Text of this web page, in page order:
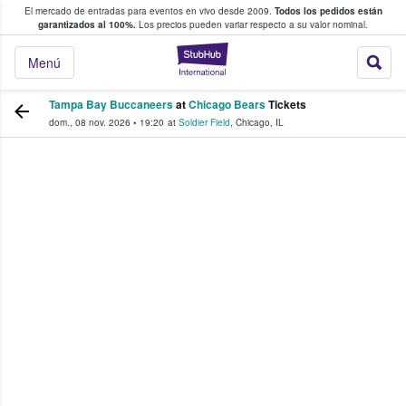
El mercado de entradas para eventos en vivo desde 2009. Todos los pedidos están
garantizados al 100%. Los precios pueden variar respecto a su valor nominal.
StubHub:
Menú
y venta de entradas entre fans
Tampa Bay BuccaneersatChicago BearsTickets
dom., 08 nov. 2026 • 19:20 at Soldier Field, Chicago, IL